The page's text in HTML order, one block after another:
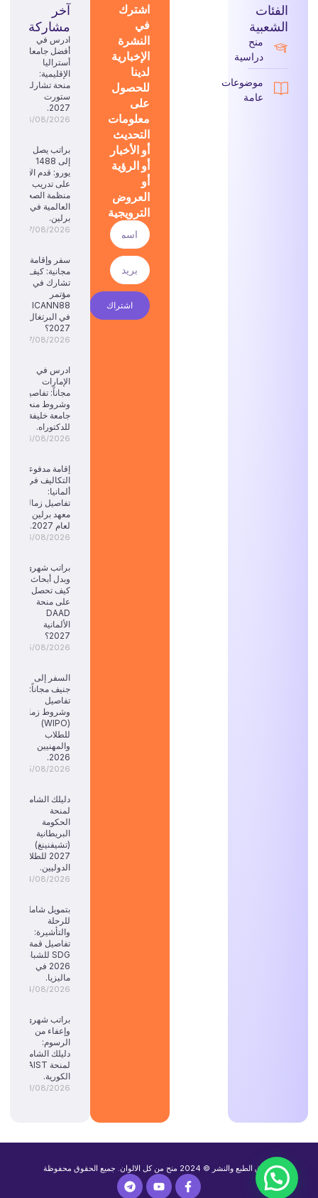
الفئات
الشعبية
منح
دراسية
موضوعات
عامة
اشترك
في
النشرة
الإخبارية
لدينا
للحصول
على
معلومات
التحديث
أو الأخبار
أو الرؤية
أو
العروض
الترويجية
اشتراك
آخر
مشاركة
ادرس في
أفضل جامعات
أستراليا
الإقليمية:
منحة تشارلز
ستورت
2027.
08/08/2026
براتب يصل
إلى 1488
يورو: قدم الآن
على تدريب
منظمة الصحة
العالمية في
برلين.
07/08/2026
سفر وإقامة
مجانية: كيف
تشارك في
مؤتمر
ICANN88
في البرتغال
2027؟
07/08/2026
ادرس في
الإمارات
مجاناً: تفاصيل
وشروط منحة
جامعة خليفة
للدكتوراه.
06/08/2026
إقامة مدفوعة
التكاليف في
ألمانيا:
تفاصيل زمالة
معهد برلين
لعام 2027.
06/08/2026
براتب شهري
وبدل أبحاث:
كيف تحصل
على منحة
DAAD
الألمانية
2027؟
05/08/2026
السفر إلى
جنيف مجاناً:
تفاصيل
وشروط زمالة
(WIPO)
للطلاب
والمهنيين
2026.
05/08/2026
دليلك الشامل
لمنحة
الحكومة
البريطانية
(تشيفنينغ)
2027 للطلاب
الدوليين.
04/08/2026
بتمويل شامل
للرحلة
والتأشيرة:
تفاصيل قمة
SDG للشباب
2026 في
ماليزيا.
04/08/2026
براتب شهري
وإعفاء من
الرسوم:
دليلك الشامل
لمنحة KAIST
الكورية.
03/08/2026
حقوق الطبع والنشر © 2024 منح من كل الالوان. جميع الحقوق محفوظة